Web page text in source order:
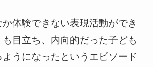
体験できない表現活動ができ
目立ち、内向的だった子ども
うになったというエピソード